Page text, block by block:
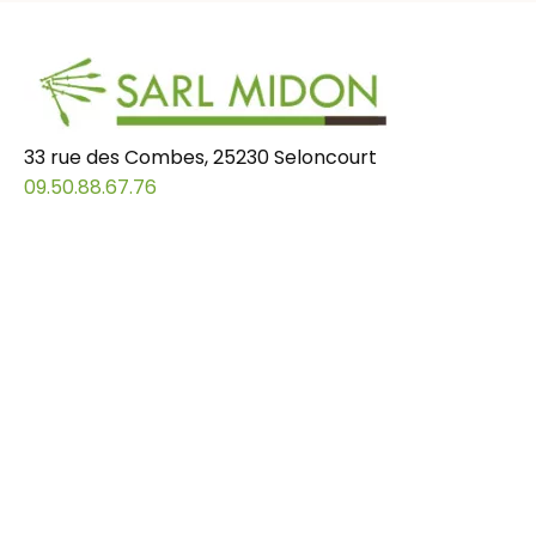
33 rue des Combes, 25230 Seloncourt
09.50.88.67.76